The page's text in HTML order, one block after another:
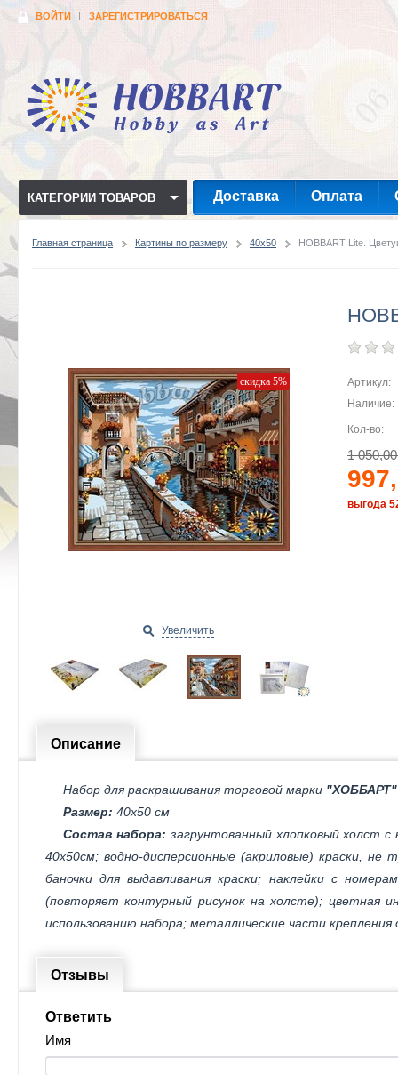
ВОЙТИ ЗАРЕГИСТРИРОВАТЬСЯ
КАТЕГОРИИ ТОВАРОВ Доставка Оплата
Главная страница Картины по размеру 40x50 HOBBART Lite.
скидка 5%
Увеличить
Артикул:
Наличие:
Кол-во:
1
выгода
Описание
Набор для раскрашивания торговой марки "ХОББАРТ"
Размер: 40х50 см
Состав набора: загрунтованный хлопковый холст
40х50см; водно-дисперсионные (акриловые) краски,
баночки для выдавливания краски; наклейки с
(повторяет контурный рисунок на холсте); цветная
использованию набора; металлические части
Отзывы
Ответить
Имя